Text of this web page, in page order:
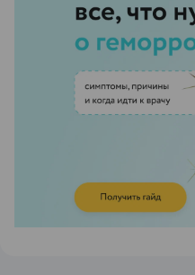
ЭФФЕКТИВНАЯ